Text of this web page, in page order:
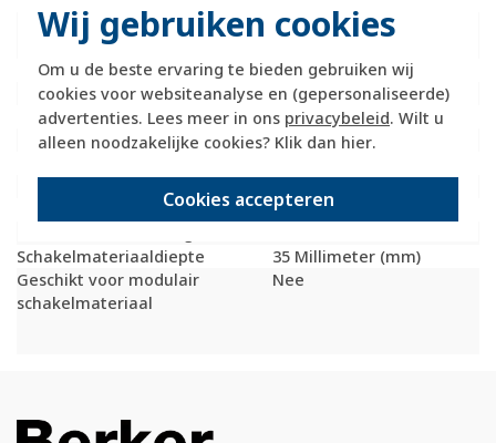
Wij gebruiken cookies
Om u de beste ervaring te bieden gebruiken wij
cookies voor websiteanalyse en (gepersonaliseerde)
advertenties. Lees meer in ons privacybeleid. Wilt u
alleen noodzakelijke cookies? Klik dan hier.
Cookies accepteren
Montagerichting
Horizontaal en
RAL-nummer (vergelijkbaar)
9010
Beschermingsgraad (IP)
IP20
Transparant
Nee
Uitvoering oppervlakte
Glanzend
Schakelmateriaalbreedte
155 Millimeter (mm)
Schakelmateriaaldiepte
35 Millimeter (mm)
Geschikt voor modulair
schakelmateriaal
Nee